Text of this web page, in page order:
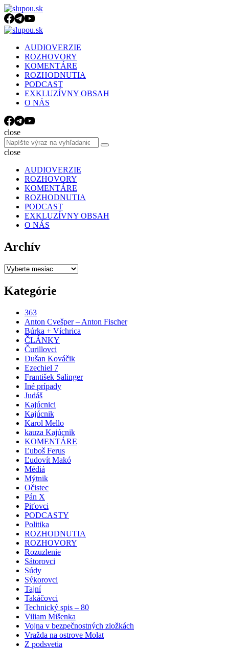
Menu
Search
Menu slupou.sk
AUDIOVERZIE
ROZHOVORY
KOMENTÁRE
ROZHODNUTIA
PODCAST
EXKLUZÍVNY OBSAH
O NÁS
Search
close
Search
for:
Search
close
AUDIOVERZIE
ROZHOVORY
KOMENTÁRE
ROZHODNUTIA
PODCAST
EXKLUZÍVNY OBSAH
O NÁS
Archív
Archív
Kategórie
363
Anton Cvešper – Anton Fischer
Búrka + Víchrica
ČLÁNKY
Čurillovci
Dušan Kováčik
Ezechiel 7
František Salinger
Iné prípady
Judáš
Kajúcnici
Kajúcnik
Karol Mello
kauza Kajúcnik
KOMENTÁRE
Ľuboš Ferus
Ľudovít Makó
Médiá
Mýtnik
Očistec
Pán X
Piťovci
PODCASTY
Politika
ROZHODNUTIA
ROZHOVORY
Rozuzlenie
Sátorovci
Súdy
Sýkorovci
Tajní
Takáčovci
Technický spis – 80
Viliam Mišenka
Vojna v bezpečnostných zložkách
Vražda na ostrove Molat
Z podsvetia